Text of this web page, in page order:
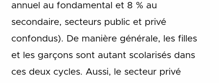
annuel au fondamental et 8 % au
secondaire, secteurs public et privé
confondus). De manière générale, les filles
et les garçons sont autant scolarisés dans
ces deux cycles. Aussi, le secteur privé